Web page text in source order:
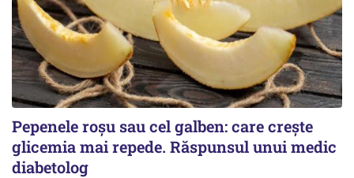
Pepenele roșu sau cel galben: care crește
glicemia mai repede. Răspunsul unui medic
diabetolog